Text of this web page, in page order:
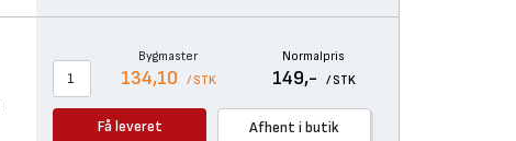
Bygmaster
134,10 / STK
Normalpris
149,- / STK
Få leveret Afhent i butik